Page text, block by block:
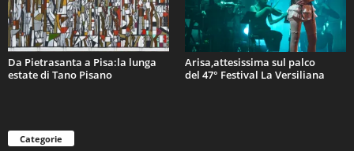
Da Pietrasanta a Pisa:la lunga
estate di Tano Pisano
Arisa,attesissima sul palco
del 47° Festival La Versiliana
Categorie